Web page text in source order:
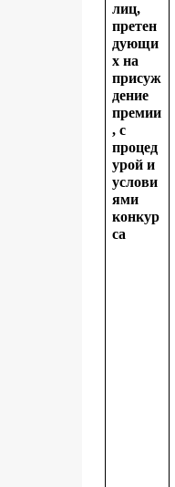
лиц,
претен
дующи
х на
присуж
дение
премии
, с
процед
урой и
услови
ями
конкур
са